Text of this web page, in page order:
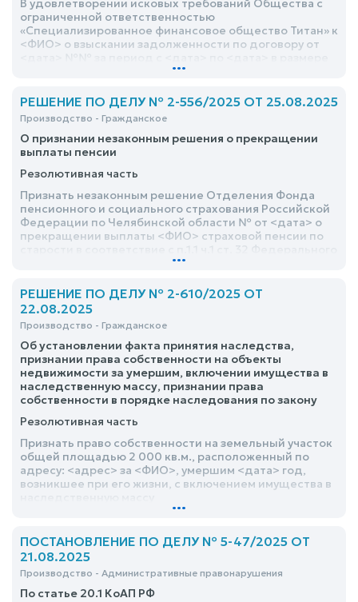
В удовлетворении исковых требований Общества с
ограниченной ответственностью
«Специализированное финансовое общество Титан» к
<ФИО> о взыскании задолженности по договору от
52 378 рублей 61 копейка, в том числе: суммы
суммы процентов в размере 29 458 рублей 29 копеек,
а также расходы по оплате государственной
пошлины в размере 4 000 рублей. – отказать
...
РЕШЕНИЕ ПО ДЕЛУ № 2-556/2025 ОТ 25.08.2025
Производство - Гражданское
О признании незаконным решения о прекращении
выплаты пенсии
Резолютивная часть
Признать незаконным решение Отделения Фонда
пенсионного и социального страхования Российской
Федерации по Челябинской области № от <дата> о
прекращении выплаты <ФИО> страховой пенсии по
старости в соответствие с п.1.1 ч.1 ст. 32 Федерального
закона №400-ФЗ «О страховых пенсиях»
...
РЕШЕНИЕ ПО ДЕЛУ № 2-610/2025 ОТ
22.08.2025
Производство - Гражданское
Об установлении факта принятия наследства,
признании права собственности на объекты
недвижимости за умершим, включении имущества в
наследственную массу, признании права
собственности в порядке наследования по закону
Резолютивная часть
Признать право собственности на земельный участок
общей площадью 2 000 кв.м., расположенный по
адресу: <адрес> за <ФИО>, умершим <дата> год,
возникшее при его жизни, с включением имущества в
...
ПОСТАНОВЛЕНИЕ ПО ДЕЛУ № 5-47/2025 ОТ
21.08.2025
Производство - Административные правонарушения
По статье 20.1 КоАП РФ